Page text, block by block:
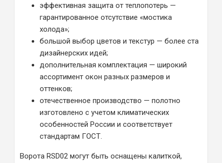
эффективная защита от теплопотерь —
гарантированное отсутствие «мостика
холода»;
большой выбор цветов и текстур — более ста
дизайнерских идей;
дополнительная комплектация — широкий
ассортимент окон разных размеров и
оттенков;
отечественное производство — полотно
изготовлено с учетом климатических
особенностей России и соответствует
стандартам ГОСТ.
Ворота RSD02 могут быть оснащены калиткой,